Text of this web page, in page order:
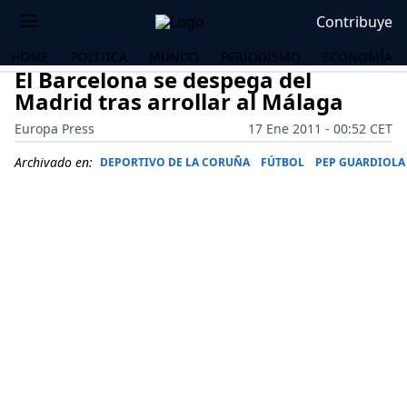
Contribuye
HOME POLÍTICA MUNDO PERIODISMO ECONOMÍA
El Barcelona se despega del
Madrid tras arrollar al Málaga
Europa Press
17 Ene 2011 - 00:52 CET
Archivado en: DEPORTIVO DE LA CORUÑA FÚTBOL PEP GUARDIOLA